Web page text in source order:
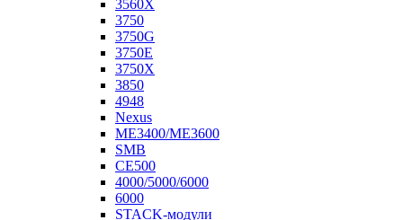
3560X
3750
3750G
3750E
3750X
3850
4948
Nexus
ME3400/ME3600
SMB
CE500
4000/5000/6000
6000
STACK-модули